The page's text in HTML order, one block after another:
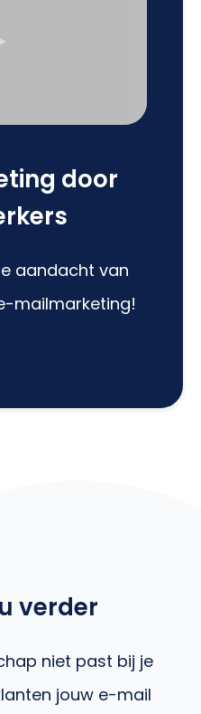
door
aandacht van
mailmarketing!
verder
niet past bij je
jouw e-mail